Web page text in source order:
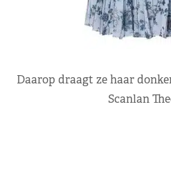
Daarop draagt ze haar
Scanlan